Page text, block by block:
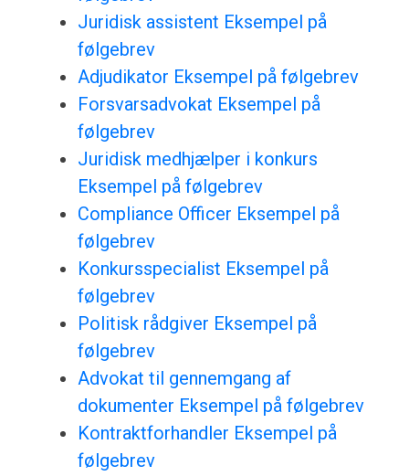
Juridisk assistent Eksempel på
følgebrev
Adjudikator Eksempel på følgebrev
Forsvarsadvokat Eksempel på
følgebrev
Juridisk medhjælper i konkurs
Eksempel på følgebrev
Compliance Officer Eksempel på
følgebrev
Konkursspecialist Eksempel på
følgebrev
Politisk rådgiver Eksempel på
følgebrev
Advokat til gennemgang af
dokumenter Eksempel på følgebrev
Kontraktforhandler Eksempel på
følgebrev